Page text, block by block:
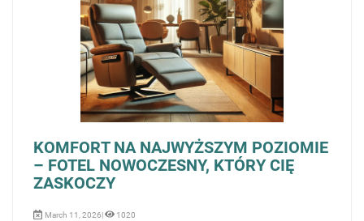
KOMFORT NA NAJWYŻSZYM POZIOMIE
– FOTEL NOWOCZESNY, KTÓRY CIĘ
ZASKOCZY
March 11, 2026| 1020